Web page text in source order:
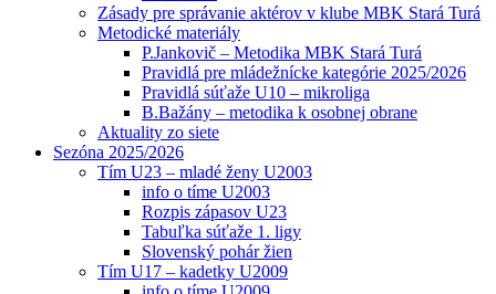
Zásady pre správanie aktérov v klube MBK Stará Turá
Metodické materiály
P.Jankovič – Metodika MBK Stará Turá
Pravidlá pre mládežnícke kategórie 2025/2026
Pravidlá súťaže U10 – mikroliga
B.Bažány – metodika k osobnej obrane
Aktuality zo siete
Sezóna 2025/2026
Tím U23 – mladé ženy U2003
info o tíme U2003
Rozpis zápasov U23
Tabuľka súťaže 1. ligy
Slovenský pohár žien
Tím U17 – kadetky U2009